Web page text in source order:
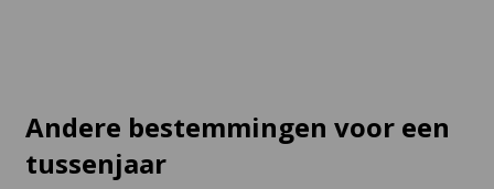
Andere bestemmingen voor een
tussenjaar